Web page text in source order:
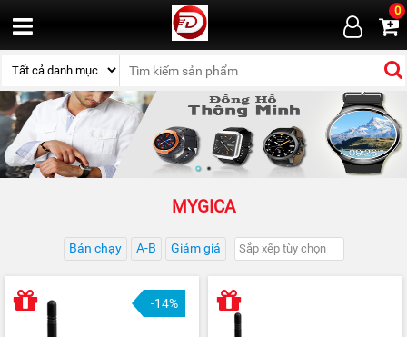
0
MYGICA
Bán chạy A-B Giảm giá
-14%